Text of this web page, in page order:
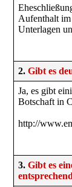
Aufenthalt im
Unterlagen
2. Gibt es
Ja, es gibt
Botschaft in
http://
3. Gibt es